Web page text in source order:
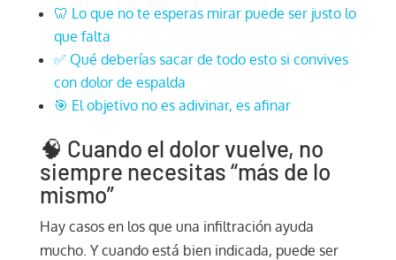
🦷 Lo que no te esperas mirar puede ser justo lo
que falta
✅ Qué deberías sacar de todo esto si convives
con dolor de espalda
🎯 El objetivo no es adivinar, es afinar
🧠 Cuando el dolor vuelve, no
siempre necesitas “más de lo
mismo”
Hay casos en los que una infiltración ayuda
mucho. Y cuando está bien indicada, puede ser